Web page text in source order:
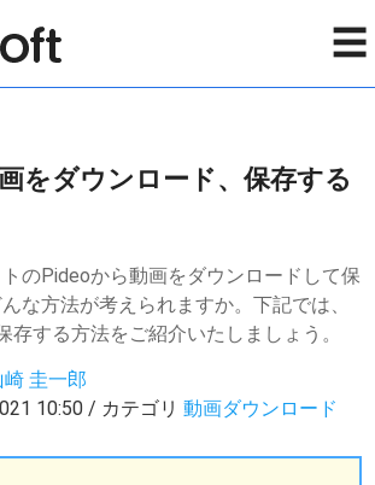
☰
をダウンロード、保存する
のPideoから動画をダウンロードして保
な方法が考えられますか。下記では、
存する方法をご紹介いたしましょう。
崎 圭一郎
10:50 / カテゴリ動画ダウンロード